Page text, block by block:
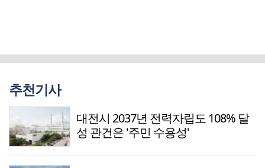
추천기사
대전시 2037년 전력자립도 108% 달
성 관건은 '주민 수용성'